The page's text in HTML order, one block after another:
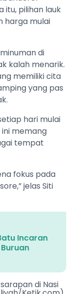
itu, pilihan lauk
harga mulai
di
kalah menarik.
memiliki cita
yang pas
hari mulai
ini memang
tempat
fokus pada
jelas Siti
Incaran